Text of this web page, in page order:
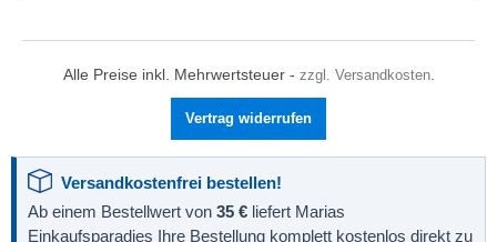
Alle Preise inkl. Mehrwertsteuer - zzgl. Versandkosten.
Vertrag widerrufen
Versandkostenfrei bestellen!
Ab einem Bestellwert von 35 € liefert Marias
Einkaufsparadies Ihre Bestellung komplett kostenlos direkt zu